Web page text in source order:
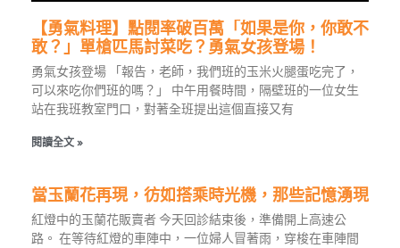
【勇氣料理】點閱率破百萬「如果是你，你敢不
敢？」單槍匹馬討菜吃？勇氣女孩登場！
勇氣女孩登場 「報告，老師，我們班的玉米火腿蛋吃完了，
可以來吃你們班的嗎？」 中午用餐時間，隔壁班的一位女生
站在我班教室門口，對著全班提出這個直接又有
閱讀全文 »
當玉蘭花再現，彷如搭乘時光機，那些記憶湧現
紅燈中的玉蘭花販賣者 今天回診結束後，準備開上高速公
路。 在等待紅燈的車陣中，一位婦人冒著雨，穿梭在車陣間